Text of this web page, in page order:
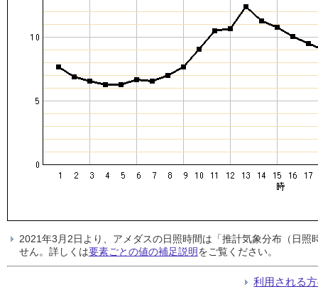
2021年3月2日より、アメダスの日照時間は「推計気象分布（日
せん。詳しくは要素ごとの値の補足説明をご覧ください。
利用される